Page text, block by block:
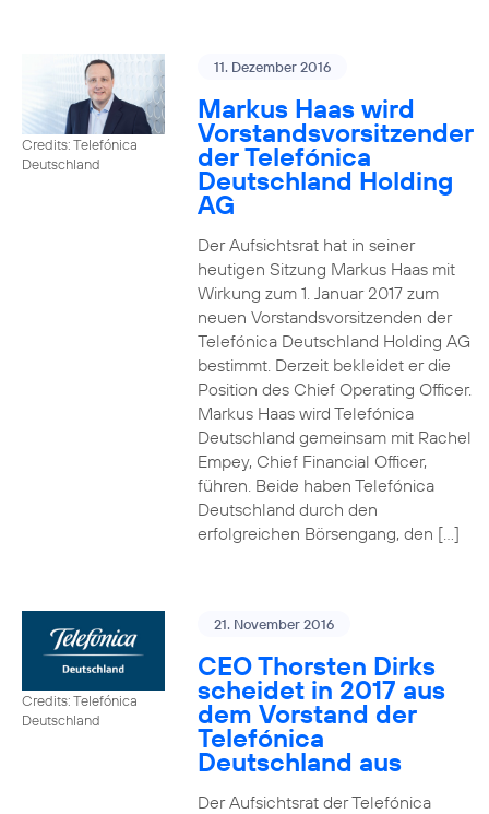
Credits: Telefónica
Deutschland
11. Dezember 2016
Markus Haas wird
Vorstandsvorsitzender
der Telefónica
Deutschland Holding
AG
Der Aufsichtsrat hat in seiner
heutigen Sitzung Markus Haas mit
Wirkung zum 1. Januar 2017 zum
neuen Vorstandsvorsitzenden der
Telefónica Deutschland Holding AG
bestimmt. Derzeit bekleidet er die
Position des Chief Operating Officer.
Markus Haas wird Telefónica
Deutschland gemeinsam mit Rachel
Empey, Chief Financial Officer,
führen. Beide haben Telefónica
Deutschland durch den
erfolgreichen Börsengang, den […]
Credits: Telefónica
Deutschland
21. November 2016
CEO Thorsten Dirks
scheidet in 2017 aus
dem Vorstand der
Telefónica
Deutschland aus
Der Aufsichtsrat der Telefónica